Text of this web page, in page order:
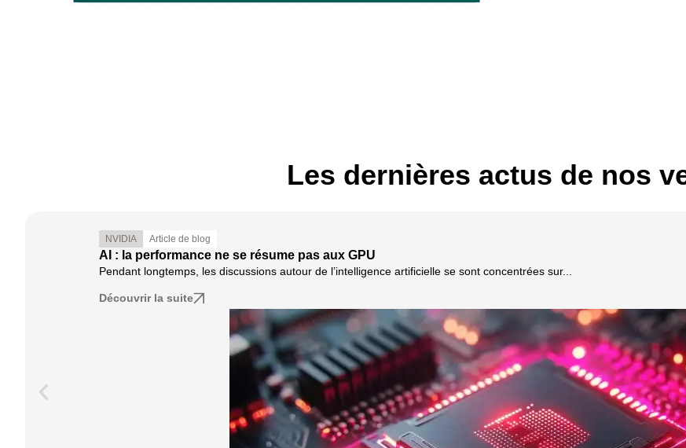
Les dernières actus de nos
NVIDIA Article de blog
AI : la performance ne se résume pas aux GPU
Pendant longtemps, les discussions autour de l’intelligence artificielle se sont concentrées sur...
Découvrir la suite